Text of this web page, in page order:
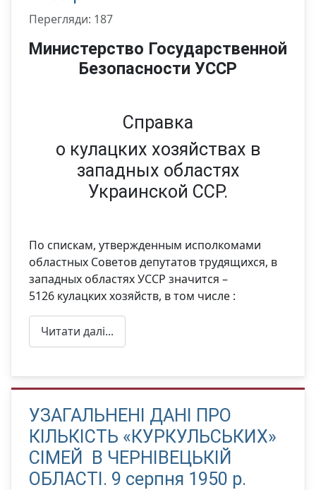
Перегляди: 187
Министерство Государственной
Безопасности УССР
Справка
о кулацких хозяйствах в
западных областях
Украинской ССР.
По спискам, утвержденным исполкомами
областных Советов депутатов трудящихся, в
западных областях УССР значится –
5126 кулацких хозяйств, в том числе :
Читати далі...
УЗАГАЛЬНЕНІ ДАНІ ПРО
КІЛЬКІСТЬ «КУРКУЛЬСЬКИХ»
СІМЕЙ В ЧЕРНІВЕЦЬКІЙ
ОБЛАСТІ. 9 серпня 1950 р.